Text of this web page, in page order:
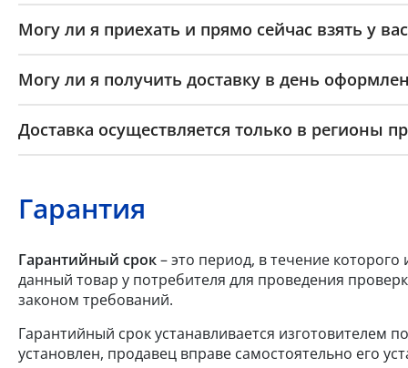
Могу ли я приехать и прямо сейчас взять у
Могу ли я получить доставку в день
Доставка осуществляется только в регионы
Гарантия
Гарантийный срок– это период, в течение которого
данный товар у потребителя для проведения
законом требований.
Гарантийный срок устанавливается изготовителем
установлен, продавец вправе самостоятельно его